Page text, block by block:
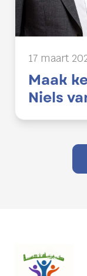
17 maart
Maak
Niels
Houses